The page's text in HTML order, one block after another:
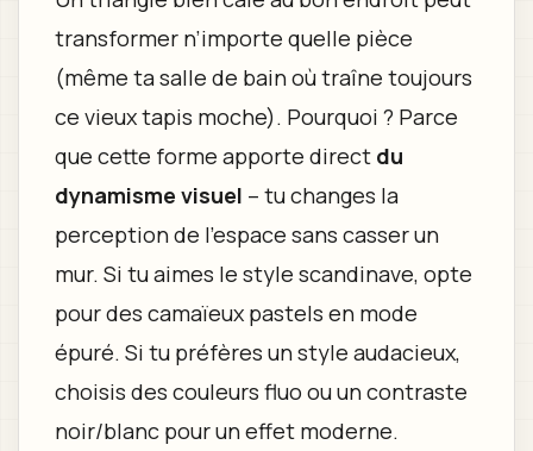
transformer n’importe quelle pièce
(même ta salle de bain où traîne toujours
ce vieux tapis moche). Pourquoi ? Parce
que cette forme apporte direct du
dynamisme visuel – tu changes la
perception de l’espace sans casser un
mur. Si tu aimes le style scandinave, opte
pour des camaïeux pastels en mode
épuré. Si tu préfères un style audacieux,
choisis des couleurs fluo ou un contraste
noir/blanc pour un effet moderne.